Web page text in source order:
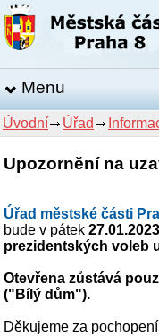
Menu
Úvodní Úřad
Upozornění na
Úřad městské části
bude v pátek
prezidentských voleb
Otevřena zůstává
("Bílý dům").
Děkujeme za